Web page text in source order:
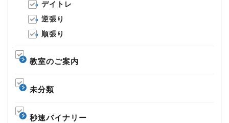
デイトレ
逆張り
順張り
教室のご案内
未分類
秒速バイナリー